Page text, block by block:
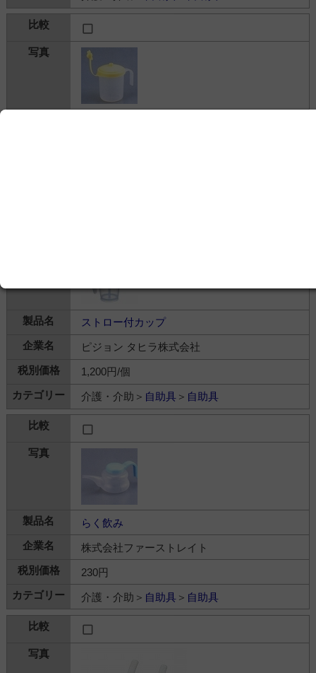
ストロー付カップ
ピジョン タヒラ株式会社
1,200円/個
介護・介助＞ 自助具＞ 自助具
らく飲み
株式会社ファーストレイト
230円
介護・介助＞ 自助具＞ 自助具